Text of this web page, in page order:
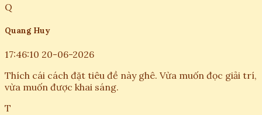
Q
Quang Huy
17:46:10 20-06-2026
Thích cái cách đặt tiêu đề này ghê. Vừa muốn đọc giải trí,
vừa muốn được khai sáng.
T